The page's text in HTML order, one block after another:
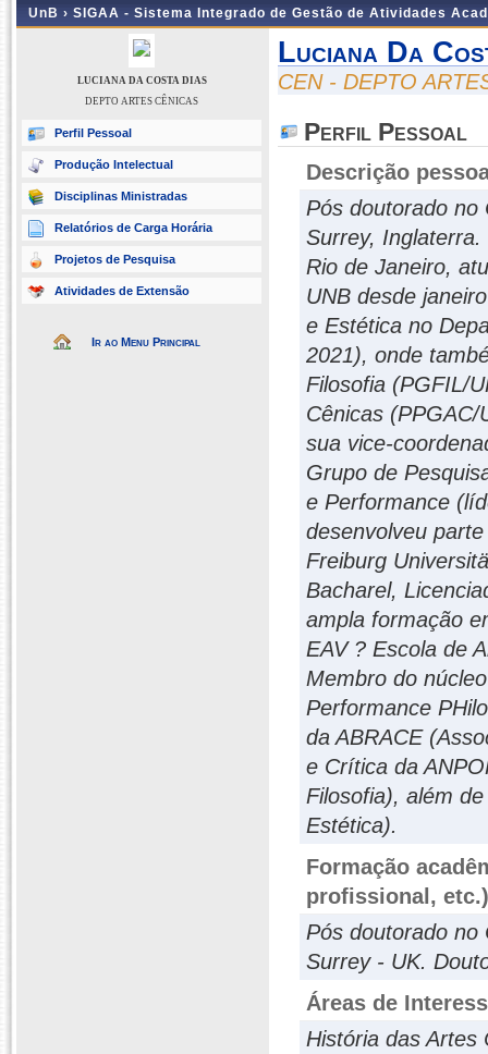
UnB › SIGAA - Sistema Integrado de Gestão de Atividades
LUCIANA DA COSTA DIAS
DEPTO ARTES CÊNICAS
Perfil Pessoal
Produção Intelectual
Disciplinas Ministradas
Relatórios de Carga Horária
Projetos de Pesquisa
Atividades de Extensão
Ir ao Menu Principal
Luciana Da
CEN - DEPTO
Perfil Pessoal
Descrição
Pós doutorado no
Surrey,
Rio de Janeiro,
UNB desde
e Estética no
2021), onde
Filosofia (PGFIL/
Cênicas
sua vice-
Grupo de
e Performance
desenvolveu
Freiburg
Bacharel,
ampla formação
EAV ? Escola de
Membro do
Performance
da ABRACE
e Crítica da
Filosofia), além
Estética).
Formação
profissional, etc.)
Pós doutorado no
Surrey - UK.
Áreas de
História das Artes